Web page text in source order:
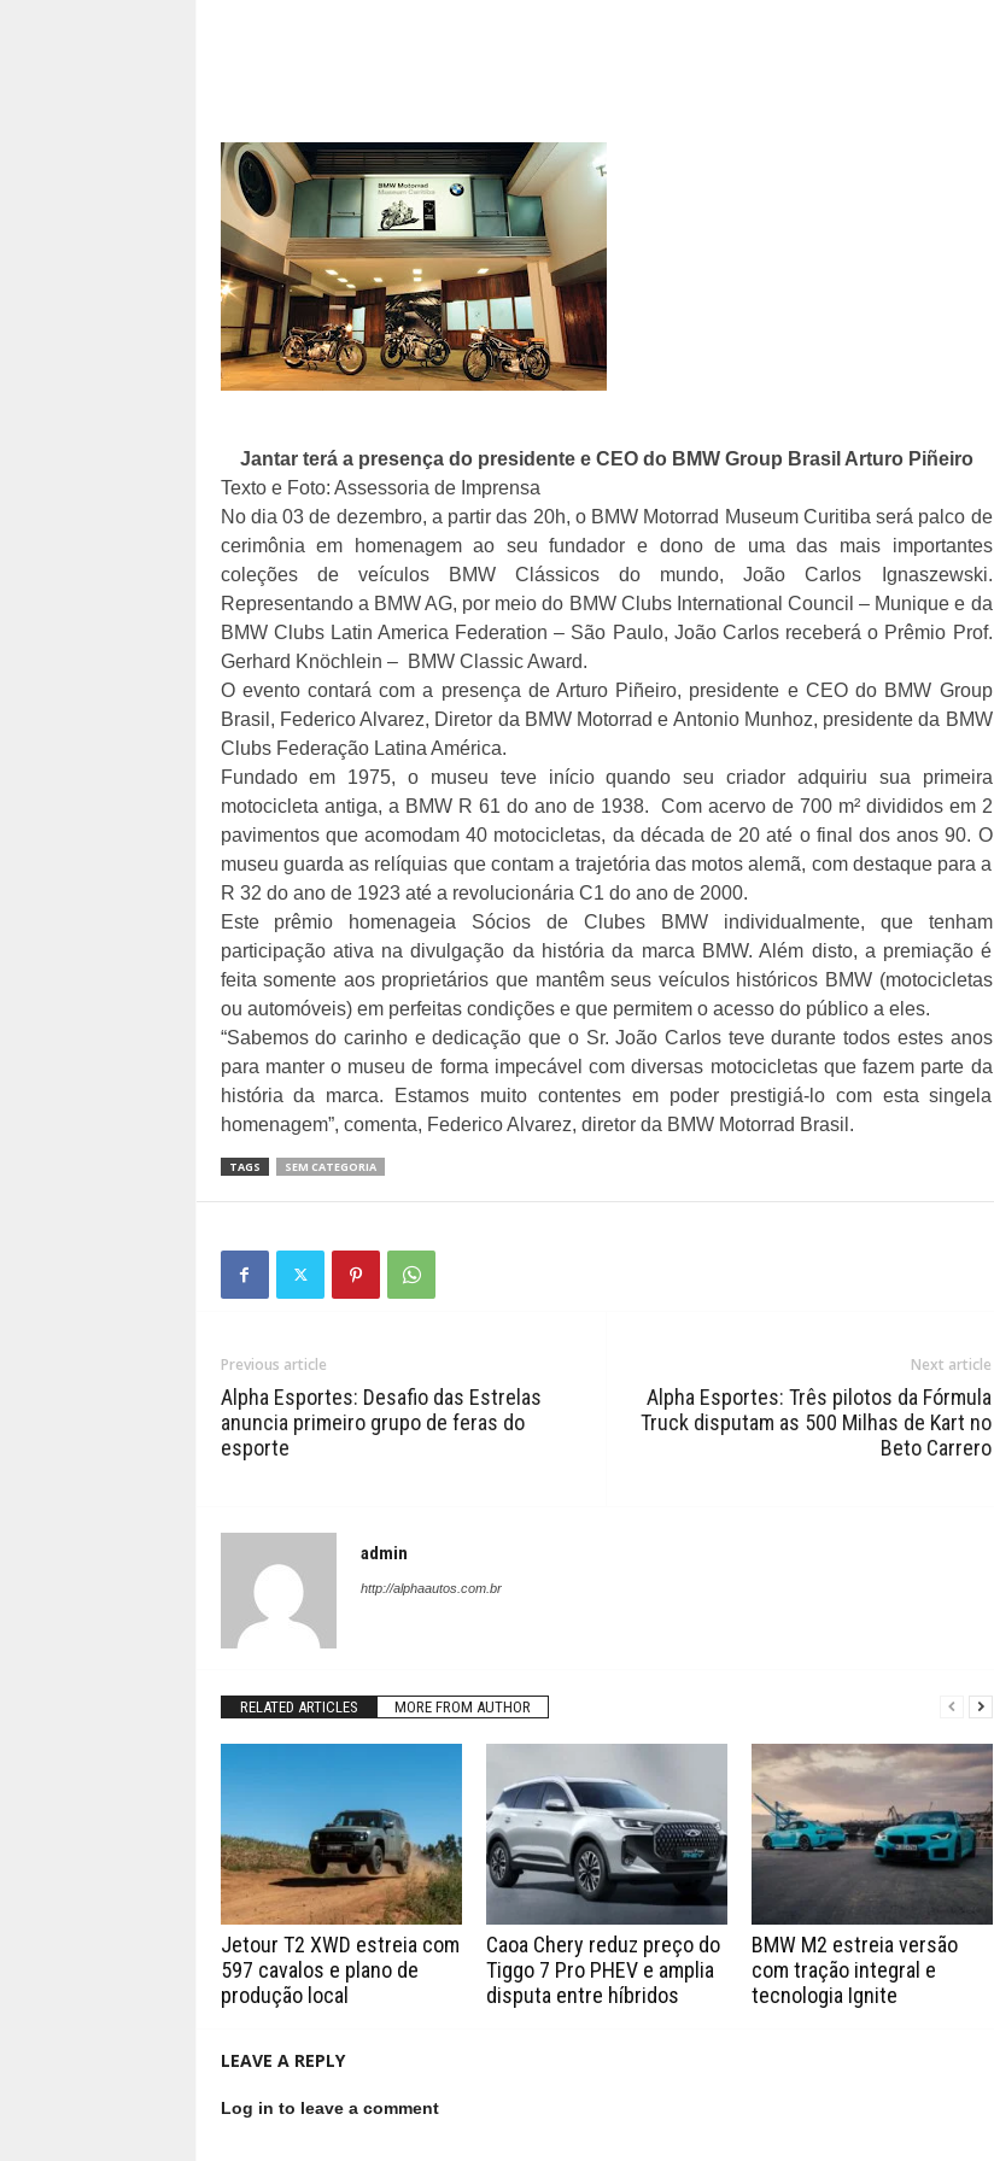
Jantar terá a presença do presidente e CEO do BMW Group Brasil Arturo Piñeiro
Texto e Foto: Assessoria de Imprensa
No dia 03 de dezembro, a partir das 20h, o BMW Motorrad Museum Curitiba será palco de
cerimônia em homenagem ao seu fundador e dono de uma das mais importantes
coleções de veículos BMW Clássicos do mundo, João Carlos Ignaszewski.
Representando a BMW AG, por meio do BMW Clubs International Council – Munique e da
BMW Clubs Latin America Federation – São Paulo, João Carlos receberá o Prêmio Prof.
Gerhard Knöchlein – BMW Classic Award.
O evento contará com a presença de Arturo Piñeiro, presidente e CEO do BMW Group
Brasil, Federico Alvarez, Diretor da BMW Motorrad e Antonio Munhoz, presidente da BMW
Clubs Federação Latina América.
Fundado em 1975, o museu teve início quando seu criador adquiriu sua primeira
motocicleta antiga, a BMW R 61 do ano de 1938. Com acervo de 700 m² divididos em 2
pavimentos que acomodam 40 motocicletas, da década de 20 até o final dos anos 90. O
museu guarda as relíquias que contam a trajetória das motos alemã, com destaque para a
R 32 do ano de 1923 até a revolucionária C1 do ano de 2000.
Este prêmio homenageia Sócios de Clubes BMW individualmente, que tenham
participação ativa na divulgação da história da marca BMW. Além disto, a premiação é
feita somente aos proprietários que mantêm seus veículos históricos BMW (motocicletas
ou automóveis) em perfeitas condições e que permitem o acesso do público a eles.
“Sabemos do carinho e dedicação que o Sr. João Carlos teve durante todos estes anos
para manter o museu de forma impecável com diversas motocicletas que fazem parte da
história da marca. Estamos muito contentes em poder prestigiá-lo com esta singela
homenagem”, comenta, Federico Alvarez, diretor da BMW Motorrad Brasil.
TAGS SEM CATEGORIA
Previous article
Alpha Esportes: Desafio das Estrelas
anuncia primeiro grupo de feras do
esporte
Next article
Alpha Esportes: Três pilotos da Fórmula
Truck disputam as 500 Milhas de Kart no
Beto Carrero
admin
http://alphaautos.com.br
RELATED ARTICLES MORE FROM AUTHOR
Jetour T2 XWD estreia com
597 cavalos e plano de
produção local
Caoa Chery reduz preço do
Tiggo 7 Pro PHEV e amplia
disputa entre híbridos
BMW M2 estreia versão
com tração integral e
tecnologia Ignite
LEAVE A REPLY
Log in to leave a comment